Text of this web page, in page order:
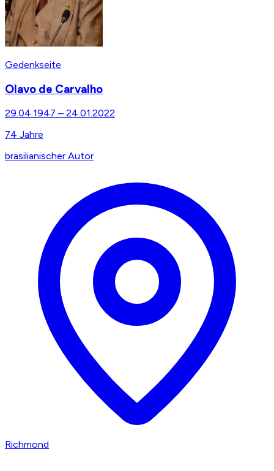
Gedenkseite
Olavo de Carvalho
29.04.1947 – 24.01.2022
74 Jahre
brasilianischer Autor
Richmond